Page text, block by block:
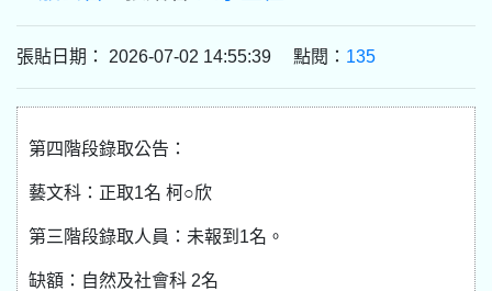
張貼日期： 2026-07-02 14:55:39 點閱： 135
第四階段錄取公告：
藝文科：正取1名 柯○欣
第三階段錄取人員：未報到1名。
缺額：自然及社會科 2名